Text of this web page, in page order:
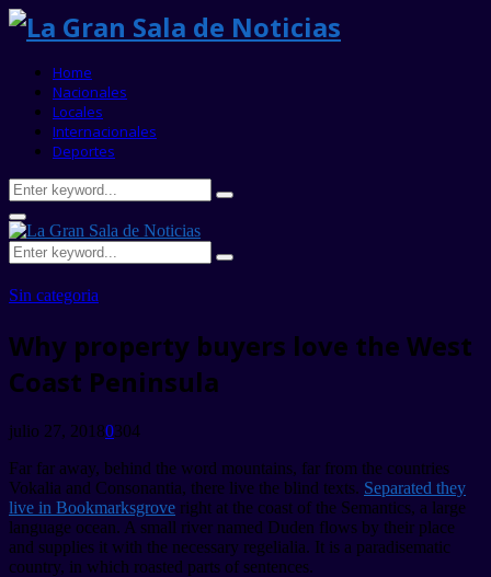
Home
Nacionales
Locales
Internacionales
Deportes
Search
for:
Search
Primary
Menu
Search
for:
Search
Sin categoria
Why property buyers love the West
Coast Peninsula
julio 27, 20180304
Far far away, behind the word mountains, far from the countries
Vokalia and Consonantia, there live the blind texts. Separated they
live in Bookmarksgrove right at the coast of the Semantics, a large
language ocean. A small river named Duden flows by their place
and supplies it with the necessary regelialia. It is a paradisematic
country, in which roasted parts of sentences.